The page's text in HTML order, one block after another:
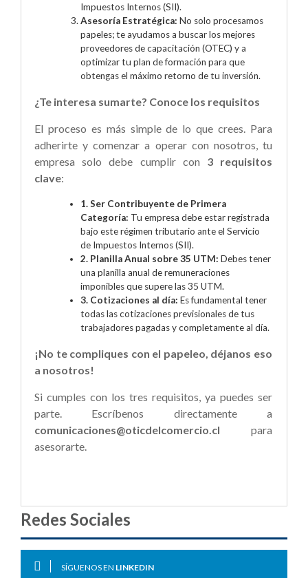
Impuestos Internos (SII).
Asesoría Estratégica: No solo procesamos
papeles; te ayudamos a buscar los mejores
proveedores de capacitación (OTEC) y a
optimizar tu plan de formación para que
obtengas el máximo retorno de tu inversión.
¿Te interesa sumarte? Conoce los requisitos
El proceso es más simple de lo que crees. Para
adherirte y comenzar a operar con nosotros, tu
empresa solo debe cumplir con 3 requisitos
clave:
1. Ser Contribuyente de Primera
Categoría: Tu empresa debe estar registrada
bajo este régimen tributario ante el Servicio
de Impuestos Internos (SII).
2. Planilla Anual sobre 35 UTM: Debes tener
una planilla anual de remuneraciones
imponibles que supere las 35 UTM.
3. Cotizaciones al día: Es fundamental tener
todas las cotizaciones previsionales de tus
trabajadores pagadas y completamente al día.
¡No te compliques con el papeleo, déjanos eso
a nosotros!
Si cumples con los tres requisitos, ya puedes ser
parte. Escríbenos directamente a
comunicaciones@oticdelcomercio.cl para
asesorarte.
Redes Sociales
SÍGUENOS EN LINKEDIN